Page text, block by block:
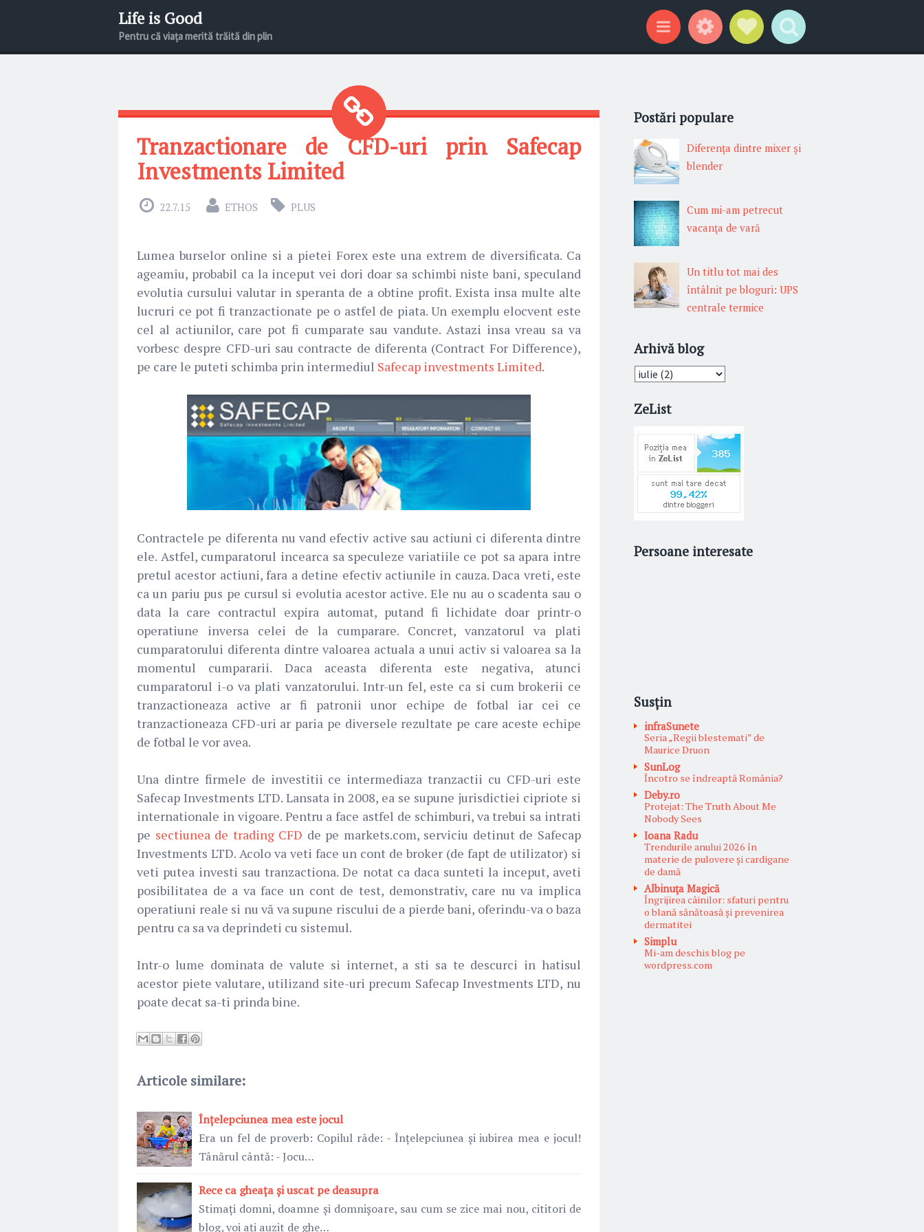
Life is Good
Pentru că viața merită trăită din plin
CategoriiGadgeturiProfil social
Search
Tranzactionare de CFD-uri prin Safecap
Investments Limited
22.7.15 ETHOS PLUS
Lumea burselor online si a pietei Forex este una extrem de diversificata. Ca
ageamiu, probabil ca la inceput vei dori doar sa schimbi niste bani, speculand
evolutia cursului valutar in speranta de a obtine profit. Exista insa multe alte
lucruri ce pot fi tranzactionate pe o astfel de piata. Un exemplu elocvent este
cel al actiunilor, care pot fi cumparate sau vandute. Astazi insa vreau sa va
vorbesc despre CFD-uri sau contracte de diferenta (Contract For Difference),
pe care le puteti schimba prin intermediul Safecap investments Limited.
Contractele pe diferenta nu vand efectiv active sau actiuni ci diferenta dintre
ele. Astfel, cumparatorul incearca sa speculeze variatiile ce pot sa apara intre
pretul acestor actiuni, fara a detine efectiv actiunile in cauza. Daca vreti, este
ca un pariu pus pe cursul si evolutia acestor active. Ele nu au o scadenta sau o
data la care contractul expira automat, putand fi lichidate doar printr-o
operatiune inversa celei de la cumparare. Concret, vanzatorul va plati
cumparatorului diferenta dintre valoarea actuala a unui activ si valoarea sa la
momentul cumpararii. Daca aceasta diferenta este negativa, atunci
cumparatorul i-o va plati vanzatorului. Intr-un fel, este ca si cum brokerii ce
tranzactioneaza active ar fi patronii unor echipe de fotbal iar cei ce
tranzactioneaza CFD-uri ar paria pe diversele rezultate pe care aceste echipe
de fotbal le vor avea.
Una dintre firmele de investitii ce intermediaza tranzactii cu CFD-uri este
Safecap Investments LTD. Lansata in 2008, ea se supune jurisdictiei cipriote si
internationale in vigoare. Pentru a face astfel de schimburi, va trebui sa intrati
pe sectiunea de trading CFD de pe markets.com, serviciu detinut de Safecap
Investments LTD. Acolo va veti face un cont de broker (de fapt de utilizator) si
veti putea investi sau tranzactiona. De notat ca daca sunteti la inceput, aveti
posibilitatea de a va face un cont de test, demonstrativ, care nu va implica
operatiuni reale si nu vă va supune riscului de a pierde bani, oferindu-va o baza
pentru ca sa va deprindeti cu sistemul.
Intr-o lume dominata de valute si internet, a sti sa te descurci in hatisul
acestor piete valutare, utilizand site-uri precum Safecap Investments LTD, nu
poate decat sa-ti prinda bine.
Articole similare:
Înțelepciunea mea este jocul
Era un fel de proverb: Copilul râde: - Înțelepciunea și iubirea mea e jocul!
Tânărul cântă: - Jocu…
Rece ca gheața și uscat pe deasupra
Stimați domni, doamne și domnișoare, sau cum se zice mai nou, cititori de
blog, voi ați auzit de ghe…
Postări populare
Diferenţa dintre mixer şi
blender
Cum mi-am petrecut
vacanţa de vară
Un titlu tot mai des
întâlnit pe bloguri: UPS
centrale termice
Arhivă blog
ZeList
Persoane interesate
Susțin
infraSunete
Seria „Regii blestemati” de
Maurice Druon
SunLog
Încotro se îndreaptă România?
Deby.ro
Protejat: The Truth About Me
Nobody Sees
Ioana Radu
Trendurile anului 2026 în
materie de pulovere și cardigane
de damă
Albinuţa Magică
Îngrijirea câinilor: sfaturi pentru
o blană sănătoasă și prevenirea
dermatitei
Simplu
Mi-am deschis blog pe
wordpress.com